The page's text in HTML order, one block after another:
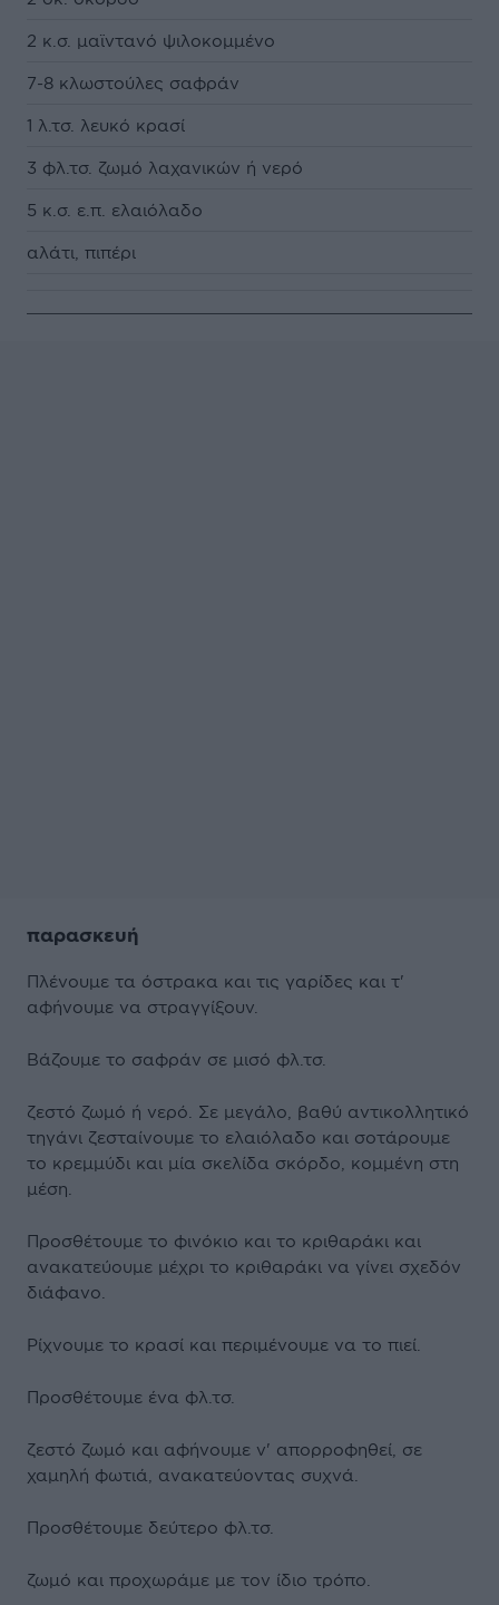
2 κ.σ. μαϊντανό ψιλοκομμένο
7-8 κλωστούλες σαφράν
1 λ.τσ. λευκό κρασί
3 φλ.τσ. ζωμό λαχανικών ή νερό
5 κ.σ. ε.π. ελαιόλαδο
αλάτι, πιπέρι
παρασκευή
Πλένουμε τα όστρακα και τις γαρίδες και τ'
αφήνουμε να στραγγίξουν.
Βάζουμε το σαφράν σε μισό φλ.τσ.
ζεστό ζωμό ή νερό. Σε μεγάλο, βαθύ αντικολλητικό
τηγάνι ζεσταίνουμε το ελαιόλαδο και σοτάρουμε
το κρεμμύδι και μία σκελίδα σκόρδο, κομμένη στη
μέση.
Προσθέτουμε το φινόκιο και το κριθαράκι και
ανακατεύουμε μέχρι το κριθαράκι να γίνει σχεδόν
διάφανο.
Ρίχνουμε το κρασί και περιμένουμε να το πιεί.
Προσθέτουμε ένα φλ.τσ.
ζεστό ζωμό και αφήνουμε ν' απορροφηθεί, σε
χαμηλή φωτιά, ανακατεύοντας συχνά.
Προσθέτουμε δεύτερο φλ.τσ.
ζωμό και προχωράμε με τον ίδιο τρόπο.